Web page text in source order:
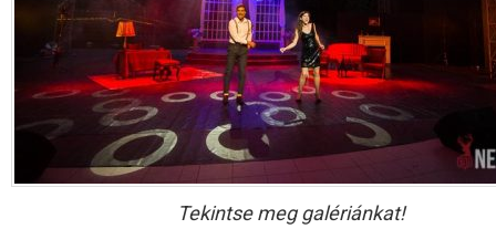
Tekintse meg galériánkat!